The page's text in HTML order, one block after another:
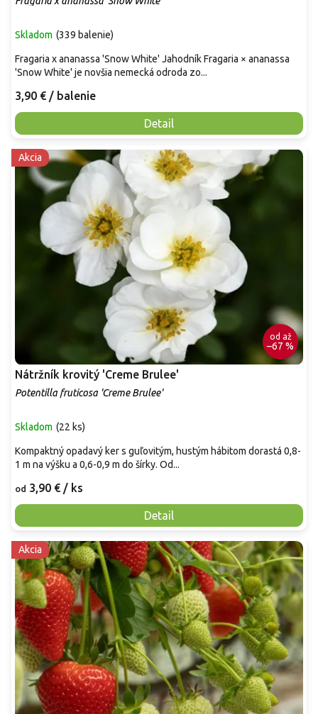
Skladom (339 balenie)
3,90 € / balenie
Detail
Fragaria x ananassa 'Snow White' Jahodník Fragaria × ananassa
'Snow White' je novšia nemecká odroda zo...
Akcia
od až
–67 %
Nátržník krovitý 'Creme Brulee'
Potentilla fruticosa 'Creme Brulee'
Skladom (22 ks)
od 3,90 € / ks
Detail
Kompaktný opadavý ker s guľovitým, hustým hábitom dorastá 0,8-
1 m na výšku a 0,6-0,9 m do šírky. Od...
Akcia